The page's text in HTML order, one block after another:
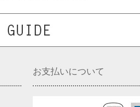
お支払いについて